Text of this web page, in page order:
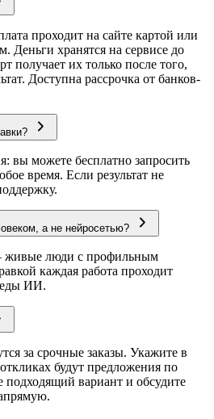
проходит на сайте картой или
Деньги хранятся на сервисе до
получает их только после того,
Доступна рассрочка от банков-
вы можете бесплатно запросить
время. Если результат не
а не нейросетью?
люди с профильным
каждая работа проходит
ИИ.
за срочные заказы. Укажите в
будут предложения по
вариант и обсудите